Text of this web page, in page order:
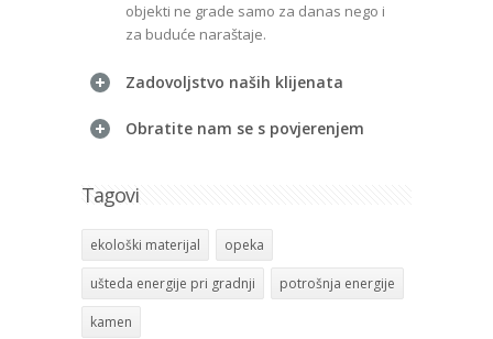
objekti ne grade samo za danas nego i
za buduće naraštaje.
Zadovoljstvo naših klijenata
Obratite nam se s povjerenjem
Tagovi
ekološki materijal opeka
ušteda energije pri gradnji potrošnja energije
kamen